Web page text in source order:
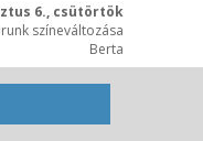
6., csütörtök
színeváltozása
Berta